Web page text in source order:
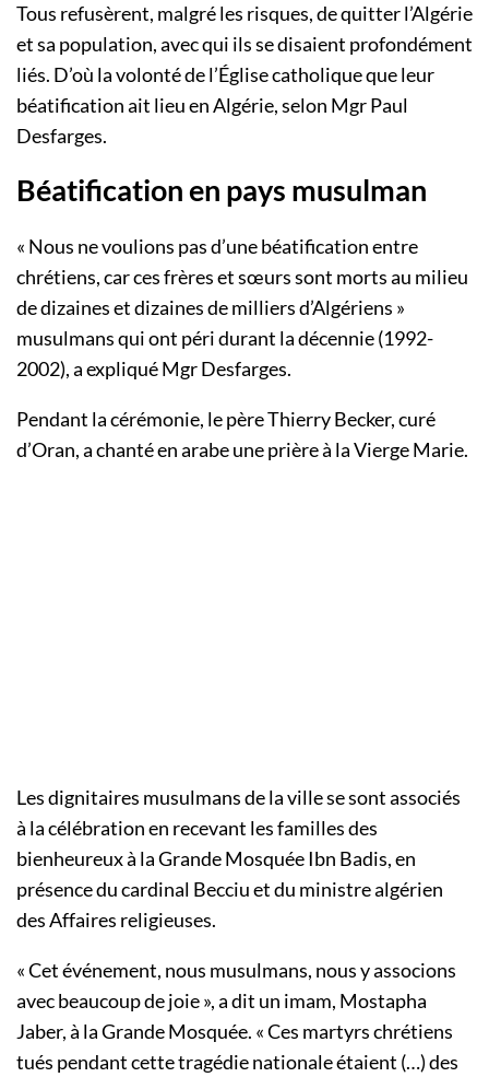
Tous refusèrent, malgré les risques, de quitter l’Algérie
et sa population, avec qui ils se disaient profondément
liés. D’où la volonté de l’Église catholique que leur
béatification ait lieu en Algérie, selon Mgr Paul
Desfarges.
Béatification en pays musulman
« Nous ne voulions pas d’une béatification entre
chrétiens, car ces frères et sœurs sont morts au milieu
de dizaines et dizaines de milliers d’Algériens »
musulmans qui ont péri durant la décennie (1992-
2002), a expliqué Mgr Desfarges.
Pendant la cérémonie, le père Thierry Becker, curé
d’Oran, a chanté en arabe une prière à la Vierge Marie.
Les dignitaires musulmans de la ville se sont associés
à la célébration en recevant les familles des
bienheureux à la Grande Mosquée Ibn Badis, en
présence du cardinal Becciu et du ministre algérien
des Affaires religieuses.
« Cet événement, nous musulmans, nous y associons
avec beaucoup de joie », a dit un imam, Mostapha
Jaber, à la Grande Mosquée. « Ces martyrs chrétiens
tués pendant cette tragédie nationale étaient (…) des